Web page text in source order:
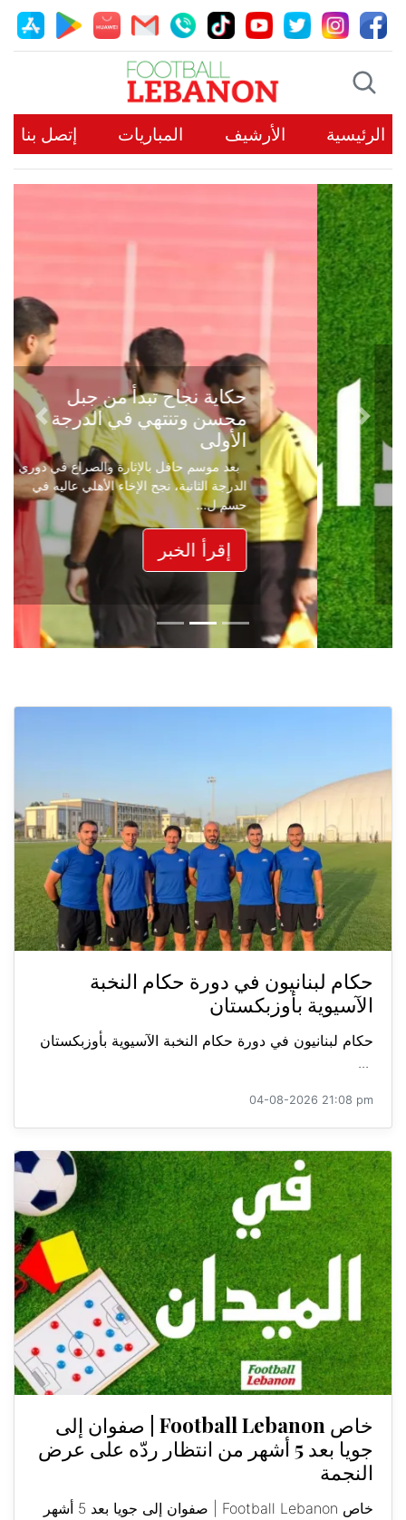
الرئيسية الأرشيف المباريات إتصل بنا
حكاية نجاح تبدأ من جبل
محسن وتنتهي في الدرجة
الأولى
بعد موسم حافل بالإثارة والصراع في دوري
الدرجة الثانية، نجح الإخاء الأهلي عاليه في
حسم ل...
إقرأ الخبر
Previous
Next
حكام لبنانيون في دورة حكام النخبة
الآسيوية بأوزبكستان
حكام لبنانيون في دورة حكام النخبة الآسيوية بأوزبكستان
...
04-08-2026 21:08 pm
خاص Football Lebanon | صفوان إلى
جويا بعد 5 أشهر من انتظار ردّه على عرض
النجمة
خاص Football Lebanon | صفوان إلى جويا بعد 5 أشهر